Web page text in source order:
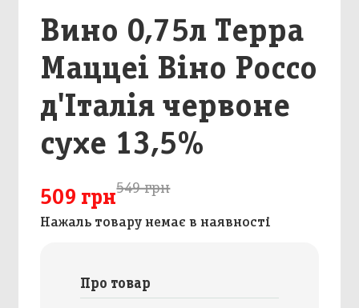
Вино 0,75л Терра
Маццеі Віно Россо
д'Італія червоне
сухе 13,5%
509 грн549 грн
Нажаль товару немає в наявності
Про товар